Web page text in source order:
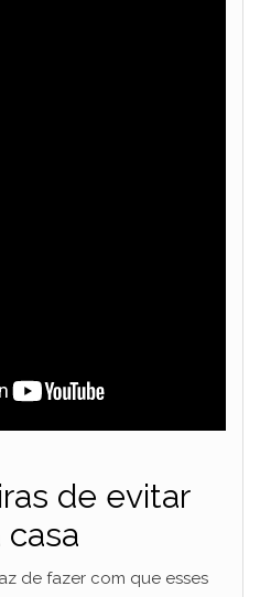
de evitar
casa
de fazer com que esses